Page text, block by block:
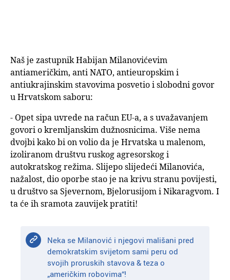
Naš je zastupnik Habijan Milanovićevim
antiameričkim, anti NATO, antieuropskim i
antiukrajinskim stavovima posvetio i slobodni govor
u Hrvatskom saboru:
- Opet sipa uvrede na račun EU-a, a s uvažavanjem
govori o kremljanskim dužnosnicima. Više nema
dvojbi kako bi on volio da je Hrvatska u malenom,
izoliranom društvu ruskog agresorskog i
autokratskog režima. Slijepo slijedeći Milanovića,
nažalost, dio oporbe stao je na krivu stranu povijesti,
u društvo sa Sjevernom, Bjelorusijom i Nikaragvom. I
ta će ih sramota zauvijek pratiti!
Neka se Milanović i njegovi mališani pred
demokratskim svijetom sami peru od
svojih proruskih stavova & teza o
„američkim robovima“!